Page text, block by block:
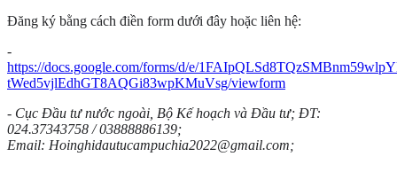
Đăng ký bằng cách điền form dưới đây hoặc liên hệ:
https://docs.google.com/forms/d/e/
tWed5vjlEdhGT8AQGi83wpKMuVsg/viewform
- Cục Đầu tư nước ngoài, Bộ Kế hoạch và Đầu tư; ĐT:
024.37343758 / 03888886139;
Email: Hoinghidautucampuchia2022@gmail.com;